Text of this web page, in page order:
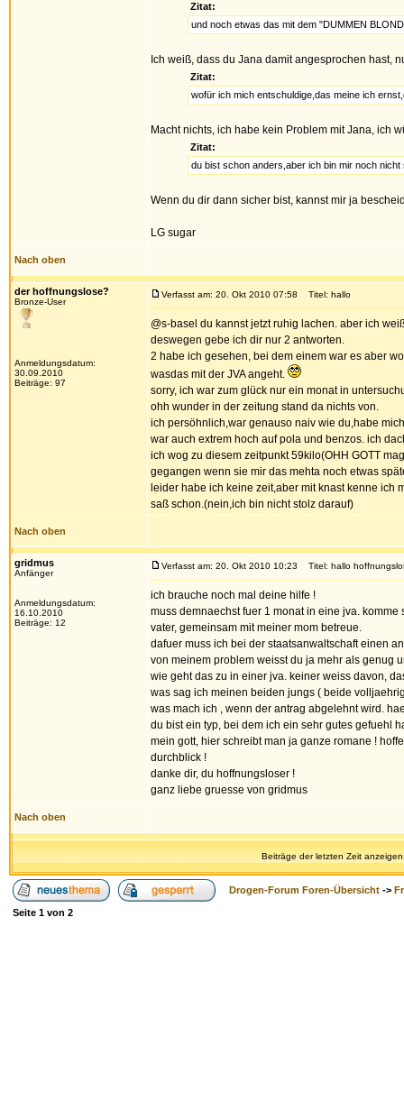
Zitat:
und noch etwas das mit dem "DUMMEN
Ich weiß, dass du Jana damit angesprochen hast,
Zitat:
wofür ich mich entschuldige,das meine ich
Macht nichts, ich habe kein Problem mit Jana, ich
Zitat:
du bist schon anders,aber ich bin mir noch nicht
Wenn du dir dann sicher bist, kannst mir ja
LG sugar
Nach oben
der hoffnungslose?
Bronze-User
Anmeldungsdatum:
30.09.2010
Beiträge: 97
Verfasst am: 20. Okt 2010 07:58 Titel: hallo
@s-basel du kannst jetzt ruhig lachen. aber ich
deswegen gebe ich dir nur 2 antworten.
2 habe ich gesehen, bei dem einem war es aber
wasdas mit der JVA angeht.
sorry, ich war zum glück nur ein monat in
ohh wunder in der zeitung stand da nichts von.
ich persöhnlich,war genauso naiv wie du,habe
war auch extrem hoch auf pola und benzos. ich
ich wog zu diesem zeitpunkt 59kilo(OHH GOTT
gegangen wenn sie mir das mehta noch etwas
leider habe ich keine zeit,aber mit knast kenne
saß schon.(nein,ich bin nicht stolz darauf)
Nach oben
gridmus
Anfänger
Anmeldungsdatum:
16.10.2010
Beiträge: 12
Verfasst am: 20. Okt 2010 10:23 Titel: hallo
ich brauche noch mal deine hilfe !
muss demnaechst fuer 1 monat in eine jva.
vater, gemeinsam mit meiner mom betreue.
dafuer muss ich bei der staatsanwaltschaft einen
von meinem problem weisst du ja mehr als genug
wie geht das zu in einer jva. keiner weiss davon,
was sag ich meinen beiden jungs ( beide
was mach ich , wenn der antrag abgelehnt wird.
du bist ein typ, bei dem ich ein sehr gutes gefuehl
mein gott, hier schreibt man ja ganze romane !
durchblick !
danke dir, du hoffnungsloser !
ganz liebe gruesse von gridmus
Nach oben
Beiträge der letzten Zeit
Drogen-Forum Foren-Übersicht ->
Seite 1 von 2